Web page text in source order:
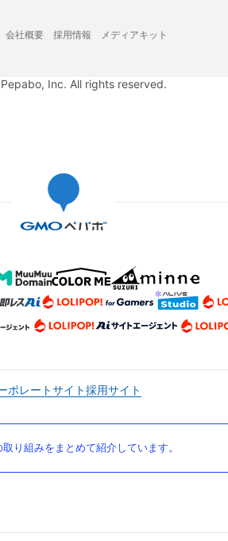
会社概要 採用情報 メディアキット
Inc. All rights reserved.
ポレートサイト採用サイト
り組みをまとめて紹介しています。